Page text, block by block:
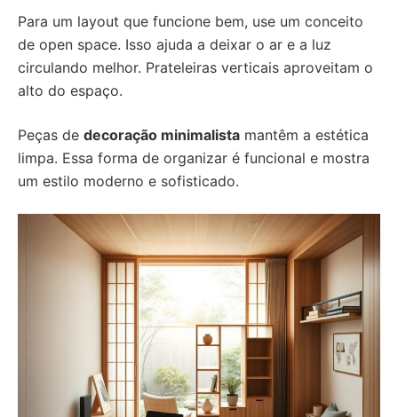
Para um layout que funcione bem, use um conceito
de open space. Isso ajuda a deixar o ar e a luz
circulando melhor. Prateleiras verticais aproveitam o
alto do espaço.
Peças de decoração minimalista mantêm a estética
limpa. Essa forma de organizar é funcional e mostra
um estilo moderno e sofisticado.